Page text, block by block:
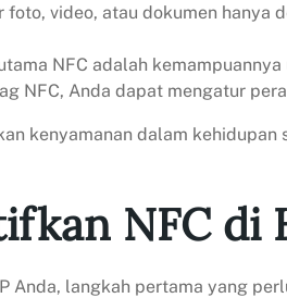
video, atau dokumen hanya
NFC adalah
NFC, Anda dapat mengatur
kenyamanan dalam
NFC di
Anda, langkah pertama yang